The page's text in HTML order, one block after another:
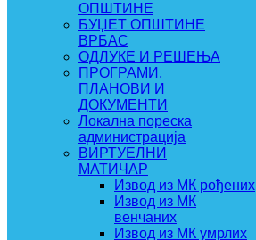
ОПШТИНЕ
БУЏЕТ ОПШТИНЕ
ВРБАС
ОДЛУКЕ И РЕШЕЊА
ПРОГРАМИ,
ПЛАНОВИ И
ДОКУМЕНТИ
Локална пореска
администрација
ВИРТУЕЛНИ
МАТИЧАР
Извод из МК рођених
Извод из МК
венчаних
Извод из МК умрлих